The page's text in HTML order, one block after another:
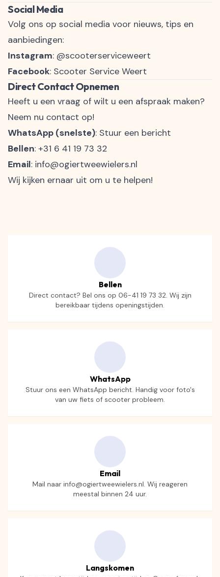
Social Media
Volg ons op social media voor nieuws, tips en
aanbiedingen:
Instagram: @scooterserviceweert
Facebook: Scooter Service Weert
Direct Contact Opnemen
Heeft u een vraag of wilt u een afspraak maken?
Neem nu contact op!
WhatsApp (snelste): Stuur een bericht
Bellen: +31 6 41 19 73 32
Email: info@ogiertweewielers.nl
Wij kijken ernaar uit om u te helpen!
Bellen
Direct contact? Bel ons op 06-41 19 73 32. Wij zijn
bereikbaar tijdens openingstijden.
WhatsApp
Stuur ons een WhatsApp bericht. Handig voor foto's
van uw fiets of scooter probleem.
Email
Mail naar info@ogiertweewielers.nl. Wij reageren
meestal binnen 24 uur.
Langskomen